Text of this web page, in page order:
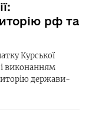
рф та
Курської
виконанням
держави-